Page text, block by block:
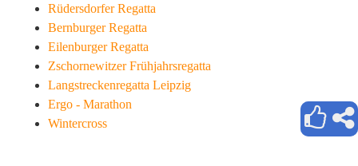
Rüdersdorfer Regatta
Bernburger Regatta
Eilenburger Regatta
Zschornewitzer Frühjahrsregatta
Langstreckenregatta Leipzig
Ergo - Marathon
Wintercross